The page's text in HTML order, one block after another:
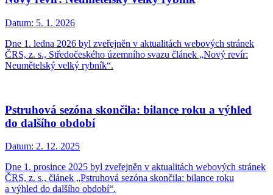
Datum: 5. 1. 2026
Dne 1. ledna 2026 byl zveřejněn v aktualitách webových stránek
ČRS, z. s., Středočeského územního svazu článek „Nový revír:
Neumětelský velký rybník“.
Pstruhová sezóna skončila: bilance roku a výhled
do dalšího období
Datum: 2. 12. 2025
Dne 1. prosince 2025 byl zveřejněn v aktualitách webových stránek
ČRS, z. s., článek „Pstruhová sezóna skončila: bilance roku
a výhled do dalšího období“.